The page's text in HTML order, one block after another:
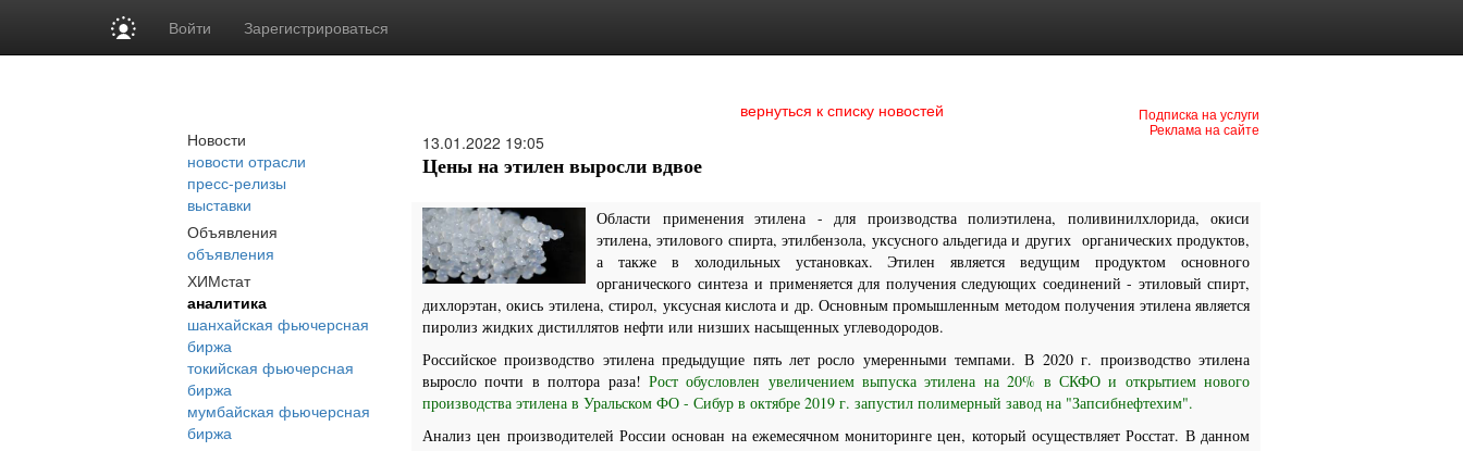
Войти Зарегистрироваться
Новости
новости отрасли
пресс-релизы
выставки
Объявления
объявления
ХИМстат
аналитика
шанхайская фьючерсная
биржа
токийская фьючерсная
биржа
мумбайская фьючерсная
биржа
Подписка на услуги
Реклама на сайте
вернуться к списку новостей
13.01.2022 19:05
Цены на этилен выросли вдвое
Области применения этилена - для производства полиэтилена, поливинилхлорида, окиси
этилена, этилового спирта, этилбензола, уксусного альдегида и других органических продуктов,
а также в холодильных установках. Этилен является ведущим продуктом основного
органического синтеза и применяется для получения следующих соединений - этиловый спирт,
дихлорэтан, окись этилена, стирол, уксусная кислота и др. Основным промышленным методом получения этилена является
пиролиз жидких дистиллятов нефти или низших насыщенных углеводородов.
Российское производство этилена предыдущие пять лет росло умеренными темпами. В 2020 г. производство этилена
выросло почти в полтора раза! Рост обусловлен увеличением выпуска этилена на 20% в СКФО и открытием нового
производства этилена в Уральском ФО - Сибур в октябре 2019 г. запустил полимерный завод на "Запсибнефтехим".
Анализ цен производителей России основан на ежемесячном мониторинге цен, который осуществляет Росстат. В данном